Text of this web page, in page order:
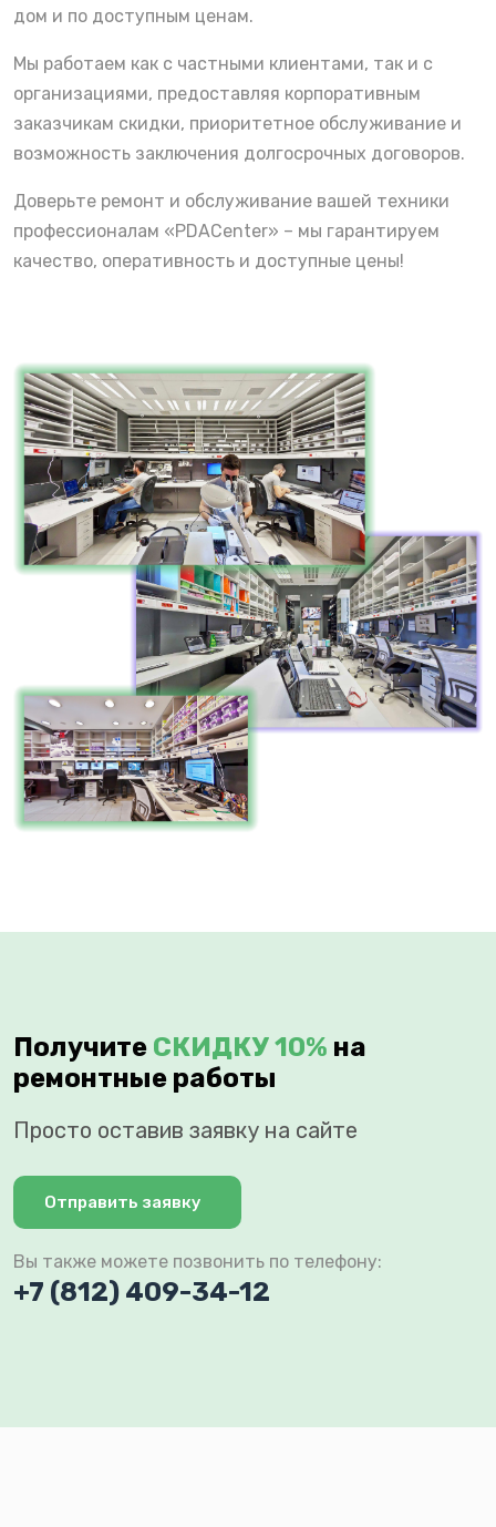
дом и по доступным ценам.
Мы работаем как с частными клиентами, так и с
организациями, предоставляя корпоративным
заказчикам скидки, приоритетное обслуживание и
возможность заключения долгосрочных договоров.
Доверьте ремонт и обслуживание вашей техники
профессионалам «PDACenter» – мы гарантируем
качество, оперативность и доступные цены!
Получите СКИДКУ 10% на
ремонтные работы
Просто оставив заявку на сайте
Отправить заявку
Вы также можете позвонить по телефону:
+7 (812) 409-34-12